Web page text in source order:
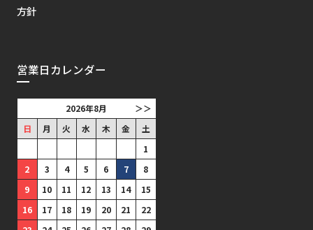
方針
営業日カレンダー
＞＞
2026年8月
日
月 火 水 木 金
土
1
2
3 4 5 6 7
8
9
10 11 12 13 14
15
16
17 18 19 20 21
22